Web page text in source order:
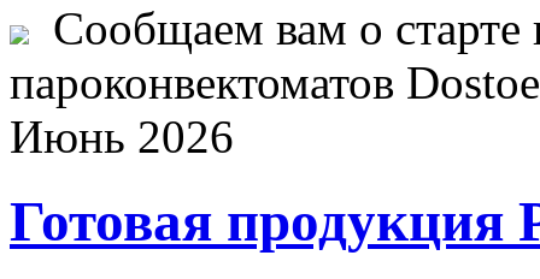
Сообщаем вам о старте
пароконвектоматов
Июнь 2026
Готовая продукция